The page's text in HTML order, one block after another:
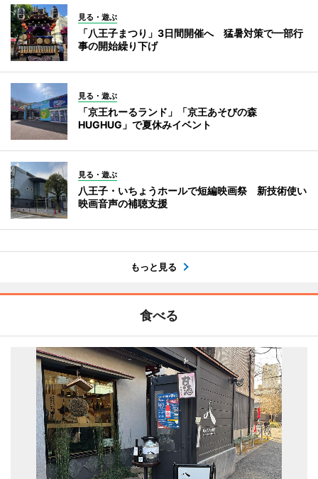
見る・遊ぶ
「八王子まつり」3日間開催へ 猛暑対策で一部行
事の開始繰り下げ
見る・遊ぶ
「京王れーるランド」「京王あそびの森
HUGHUG」で夏休みイベント
見る・遊ぶ
八王子・いちょうホールで短編映画祭 新技術使い
映画音声の補聴支援
もっと見る
食べる